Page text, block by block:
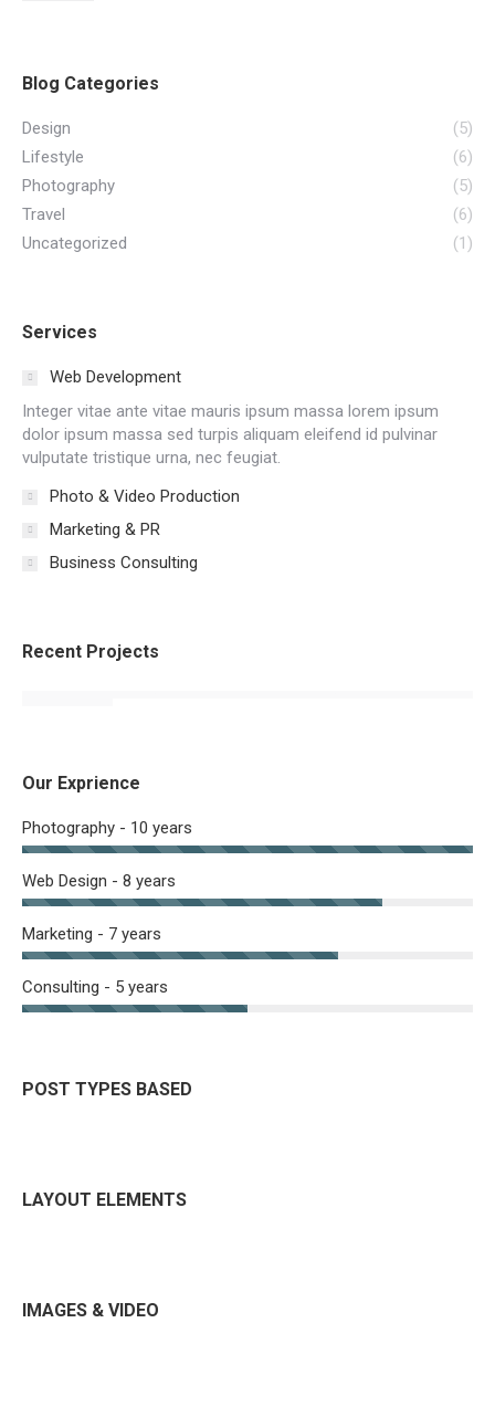
Blog Categories
Design
(5)
Lifestyle
(6)
Photography
(5)
Travel
(6)
Uncategorized
(1)
Services
Web Development
Integer vitae ante vitae mauris ipsum massa lorem ipsum
dolor ipsum massa sed turpis aliquam eleifend id pulvinar
vulputate tristique urna, nec feugiat.
Photo & Video Production
Marketing & PR
Business Consulting
Recent Projects
Our Exprience
Photography - 10 years
Web Design - 8 years
Marketing - 7 years
Consulting - 5 years
POST TYPES BASED
LAYOUT ELEMENTS
IMAGES & VIDEO